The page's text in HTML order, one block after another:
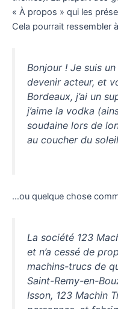
« À propos » qui les
Cela pourrait ressembler
Bonjour ! Je suis
devenir acteur, et
Bordeaux, j’ai un
j’aime la vodka
soudaine lors de
au coucher du
…ou quelque chose
La société 123
et n’a cessé de
machins-trucs de
Saint-Remy-en-
Isson, 123 Machin